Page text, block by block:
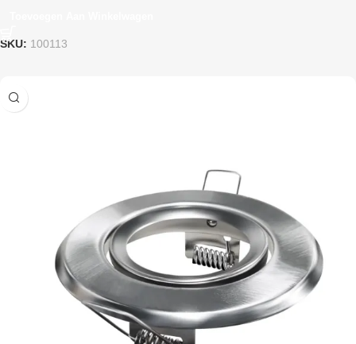
SKU: 100113